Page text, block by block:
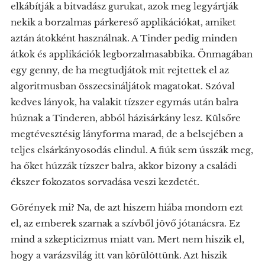
elkábítják a bitvadász gurukat, azok meg legyártják
nekik a borzalmas párkereső applikációkat, amiket
aztán átokként használnak. A Tinder pedig minden
átkok és applikációk legborzalmasabbika. Önmagában
egy genny, de ha megtudjátok mit rejtettek el az
algoritmusban összecsináljátok magatokat. Szóval
kedves lányok, ha valakit tízszer egymás után balra
húznak a Tinderen, abból házisárkány lesz. Külsőre
megtévesztésig lányforma marad, de a belsejében a
teljes elsárkányosodás elindul. A fiúk sem ússzák meg,
ha őket húzzák tízszer balra, akkor bizony a családi
ékszer fokozatos sorvadása veszi kezdetét.
Görények mi? Na, de azt hiszem hiába mondom ezt
el, az emberek szarnak a szívből jövő jótanácsra. Ez
mind a szkepticizmus miatt van. Mert nem hiszik el,
hogy a varázsvilág itt van körülöttünk. Azt hiszik